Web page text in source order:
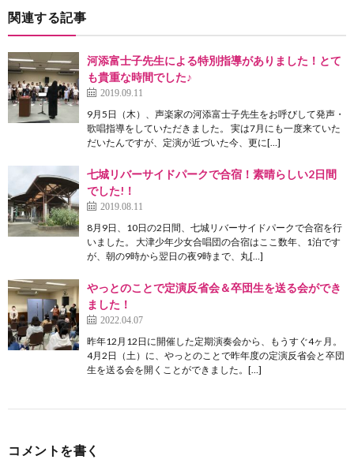
関連する記事
河添富士子先生による特別指導がありました！とて
も貴重な時間でした♪
2019.09.11
9月5日（木）、声楽家の河添富士子先生をお呼びして発声・
歌唱指導をしていただきました。 実は7月にも一度来ていた
だいたんですが、定演が近づいた今、更に[…]
七城リバーサイドパークで合宿！素晴らしい2日間
でした!！
2019.08.11
8月9日、10日の2日間、七城リバーサイドパークで合宿を行
いました。 大津少年少女合唱団の合宿はここ数年、1泊です
が、朝の9時から翌日の夜9時まで、丸[…]
やっとのことで定演反省会＆卒団生を送る会ができ
ました！
2022.04.07
昨年12月12日に開催した定期演奏会から、もうすぐ4ヶ月。
4月2日（土）に、やっとのことで昨年度の定演反省会と卒団
生を送る会を開くことができました。[…]
コメントを書く